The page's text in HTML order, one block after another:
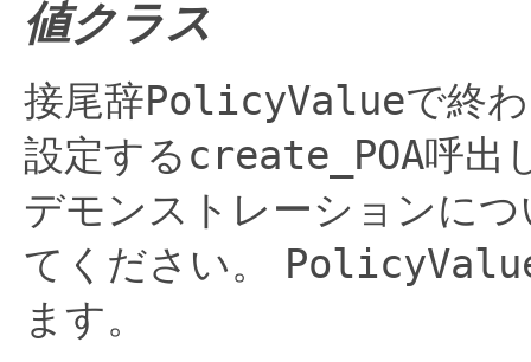
値クラス
接尾辞PolicyValueで終
設定する create_POA呼出
デモンストレーションに
てください。
ます。